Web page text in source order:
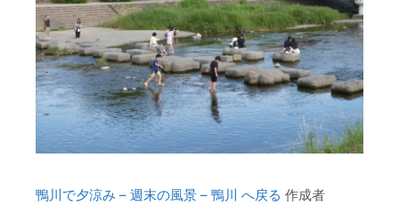
鴨川で夕涼み – 週末の風景 – 鴨川 へ戻る 作成者